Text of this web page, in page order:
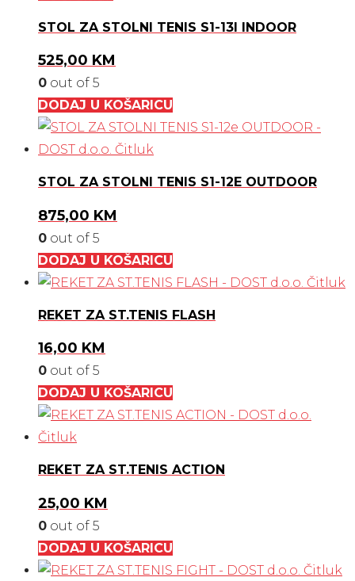
STOL ZA STOLNI TENIS S1-13I INDOOR
525,00 KM
0 out of 5
DODAJ U KOŠARICU
STOL ZA STOLNI TENIS S1-12E OUTDOOR
875,00 KM
0 out of 5
DODAJ U KOŠARICU
REKET ZA ST.TENIS FLASH
16,00 KM
0 out of 5
DODAJ U KOŠARICU
REKET ZA ST.TENIS ACTION
25,00 KM
0 out of 5
DODAJ U KOŠARICU